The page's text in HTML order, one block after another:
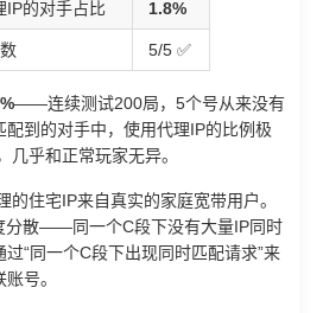
IP的对手占比 1.8%
5/5 ✅
——连续测试200局，5个号从来没有
配到的对手中，使用代理IP的比例极
几乎和正常玩家无异。
的住宅IP来自真实的家庭宽带用户。
分散——同一个C段下没有大量IP同时
“同一个C段下出现同时匹配请求”来
号。